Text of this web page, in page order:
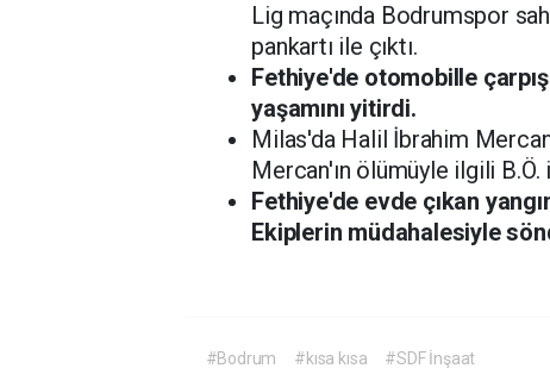
Lig maçında Bodrumspor
pankartı ile çıktı.
Fethiye'de otomobille
yaşamını yitirdi.
Milas'da Halil İbrahim
Mercan'ın ölümüyle ilgili
Fethiye'de evde çıkan
Ekiplerin müdahalesiyle
#Bodrum #kısa kısa #SDF İnşaat